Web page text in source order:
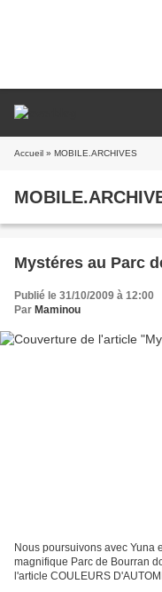
Accueil » MOBILE.ARCHIVES
Mystéres au Parc
Publié le 31/10/2009 à 12:00
Par Maminou
Nous poursuivons avec Yuna
magnifique Parc de Bourran
l'article COULEURS